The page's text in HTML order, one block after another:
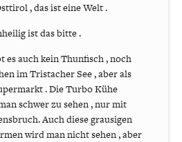
, das ist eine Welt .
ist das bitte .
es auch kein Thunfisch , noch
im Tristacher See , aber als
. Die Turbo Kühe
schwer zu sehen , nur mit
Auch diese grausigen
wird man nicht sehen , aber